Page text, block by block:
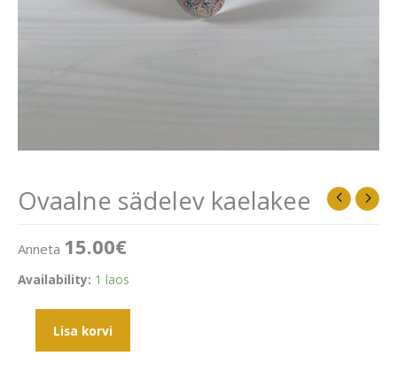
Ovaalne sädelev kaelakee
Anneta 15.00€
Availability: 1 laos
Lisa korvi